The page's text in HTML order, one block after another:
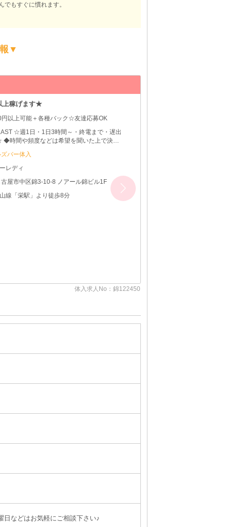
もすぐに慣れます。
▼
♥
円☆友達応募OK
☆週1日・1日3時間～・終電まで・遅出
◆時間や頻度などは希望を聞いた上で決め
バー体入
レディ
古屋市中区錦3-18-8 NANEI NISHIKI Bldg.3階
体入求人No：錦124817
日などはお気軽にご相談下さい♪